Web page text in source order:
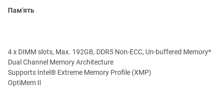
Пам'ять
4 x DIMM slots, Max. 192GB, DDR5 Non-ECC, Un-buffered Memory*
Dual Channel Memory Architecture
Supports Intel® Extreme Memory Profile (XMP)
OptiMem II